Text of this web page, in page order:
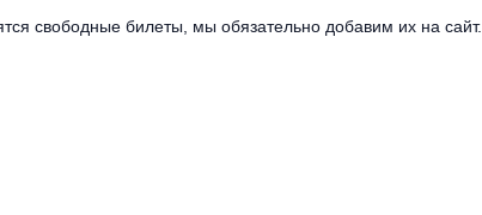
свободные билеты, мы обязательно добавим их на сайт.